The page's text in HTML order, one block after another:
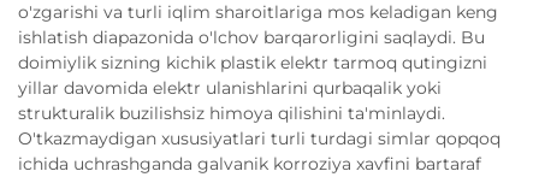
o'zgarishi va turli iqlim sharoitlariga mos keladigan keng
ishlatish diapazonida o'lchov barqarorligini saqlaydi. Bu
doimiylik sizning kichik plastik elektr tarmoq qutingizni
yillar davomida elektr ulanishlarini qurbaqalik yoki
strukturalik buzilishsiz himoya qilishini ta'minlaydi.
O'tkazmaydigan xususiyatlari turli turdagi simlar qopqoq
ichida uchrashganda galvanik korroziya xavfini bartaraf